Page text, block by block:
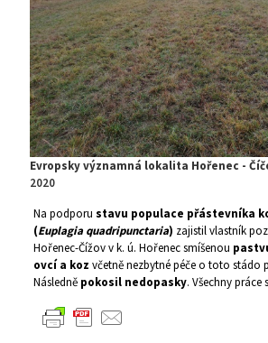
Evropsky významná lokalita Hořenec -
2020
Na podporu stavu populace přástevníka
(Euplagia quadripunctaria) zajistil vlastník
Hořenec-Čížov v k. ú. Hořenec smíšenou
ovcí a koz včetně nezbytné péče o toto stádo
Následně pokosil nedopasky. Všechny práce